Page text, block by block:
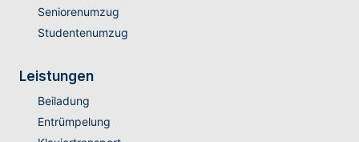
Seniorenumzug
Studentenumzug
Leistungen
Beiladung
Entrümpelung